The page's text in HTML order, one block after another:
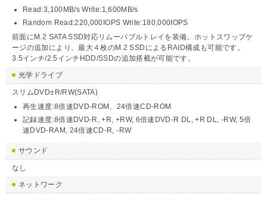
Read:3,100MB/s Write:1,600MB/s
Random Read:220,000IOPS Write:180,000IOPS
前面にM.2 SATA SSD対応リムーバブルトレイを装備。ホットスワップケ
ージの追加により、最大４枚のM.2 SSDによるRAID構成も可能です。
3.5インチ/2.5インチHDD/SSDの追加搭載が可能です。
光学ドライブ
スリムDVD±R/RW(SATA)
再生速度:8倍速DVD-ROM、24倍速CD-ROM
記録速度:8倍速DVD-R, +R, +RW, 6倍速DVD-R DL, +R DL, -RW, 5倍
速DVD-RAM, 24倍速CD-R, -RW
サウンド
なし
ネットワーク